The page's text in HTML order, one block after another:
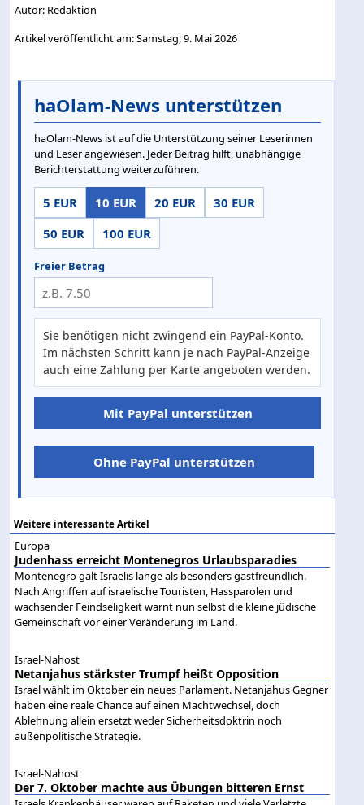
Autor: Redaktion
Artikel veröffentlicht am: Samstag, 9. Mai 2026
haOlam-News unterstützen
haOlam-News ist auf die Unterstützung seiner Leserinnen
und Leser angewiesen. Jeder Beitrag hilft, unabhängige
Berichterstattung weiterzuführen.
5 EUR 10 EUR 20 EUR
30 EUR
50 EUR
100 EUR
Freier Betrag
Sie benötigen nicht zwingend ein PayPal-Konto.
Im nächsten Schritt kann je nach PayPal-Anzeige
auch eine Zahlung per Karte angeboten werden.
Mit PayPal unterstützen
Ohne PayPal unterstützen
Weitere interessante Artikel
Europa
Judenhass erreicht Montenegros Urlaubsparadies
Montenegro galt Israelis lange als besonders gastfreundlich.
Nach Angriffen auf israelische Touristen, Hassparolen und
wachsender Feindseligkeit warnt nun selbst die kleine jüdische
Gemeinschaft vor einer Veränderung im Land.
Israel-Nahost
Netanjahus stärkster Trumpf heißt Opposition
Israel wählt im Oktober ein neues Parlament. Netanjahus Gegner
haben eine reale Chance auf einen Machtwechsel, doch
Ablehnung allein ersetzt weder Sicherheitsdoktrin noch
außenpolitische Strategie.
Israel-Nahost
Der 7. Oktober machte aus Übungen bitteren Ernst